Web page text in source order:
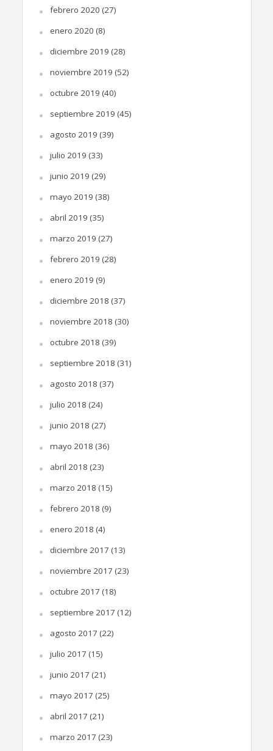
febrero 2020 (27)
enero 2020 (8)
diciembre 2019 (28)
noviembre 2019 (52)
octubre 2019 (40)
septiembre 2019 (45)
agosto 2019 (39)
julio 2019 (33)
junio 2019 (29)
mayo 2019 (38)
abril 2019 (35)
marzo 2019 (27)
febrero 2019 (28)
enero 2019 (9)
diciembre 2018 (37)
noviembre 2018 (30)
octubre 2018 (39)
septiembre 2018 (31)
agosto 2018 (37)
julio 2018 (24)
junio 2018 (27)
mayo 2018 (36)
abril 2018 (23)
marzo 2018 (15)
febrero 2018 (9)
enero 2018 (4)
diciembre 2017 (13)
noviembre 2017 (23)
octubre 2017 (18)
septiembre 2017 (12)
agosto 2017 (22)
julio 2017 (15)
junio 2017 (21)
mayo 2017 (25)
abril 2017 (21)
marzo 2017 (23)